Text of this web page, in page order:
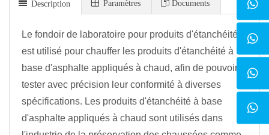
Description Paramètres Documents
Le fondoir de laboratoire pour produits d'étanchéité
est utilisé pour chauffer les produits d'étanchéité à
base d'asphalte appliqués à chaud, afin de pouvoir
tester avec précision leur conformité à diverses
spécifications. Les produits d'étanchéité à base
d'asphalte appliqués à chaud sont utilisés dans